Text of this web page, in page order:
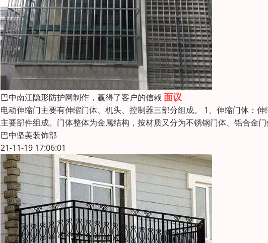
巴中南江隐形防护网制作，赢得了客户的信赖 面议
电动伸缩门主要有伸缩门体、机头、控制器三部分组成。 1、伸缩门体：
主要部件组成。门体整体为金属结构，按材质又分为不锈钢门体、铝合金
巴中坚美装饰部
21-11-19 17:06:01